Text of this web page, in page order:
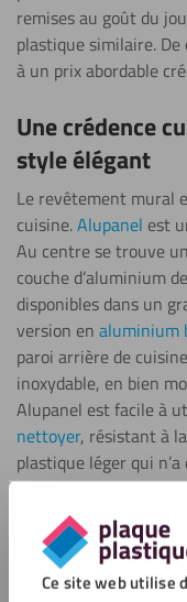
Ce site web utilise
remises au goût du
plastique similaire.
à un prix abordable
Une crédence
style élégant
Le revêtement mural
cuisine.Alupanel est
Au centre se trouve
couche d’aluminium
disponibles dans un
version en aluminium
paroi arrière de
inoxydable, en bien
Alupanel est facile à
nettoyer, résistant à
plastique léger qui
d’étanchéité lors de
facile de démonter la